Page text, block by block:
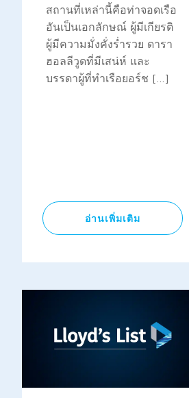
สถานที่เหล่านี้คือท่าจอดเรือ
อันเป็นเอกลักษณ์ ผู้มีเกียรติ
ผู้มีความมั่งคั่งร่ำรวย ดารา
ฮอลลีวูดที่มีเสน่ห์ และ
บรรดาผู้ที่ทำเรือยอร์ช […]
อ่านเพิ่มเติม